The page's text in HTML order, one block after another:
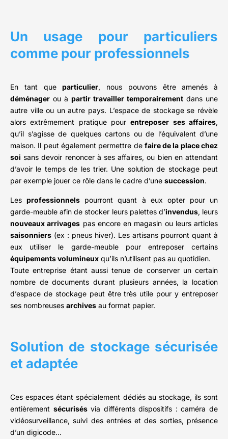
Un usage pour particuliers
comme pour professionnels
En tant queparticulier, nous pouvons être amenés à
déménager ou à partir travailler temporairement dans une
autre ville ou un autre pays. L’espace de stockage se révèle
alors extrêmement pratique pourentreposer ses affaires,
qu’il s’agisse de quelques cartons ou de l’équivalent d’une
maison. Il peut également permettre de faire de la place chez
soi sans devoir renoncer à ses affaires, ou bien en attendant
d’avoir le temps de les trier. Une solution de stockage peut
par exemple jouer ce rôle dans le cadre d’une succession.
Lesprofessionnels pourront quant à eux opter pour un
garde-meuble afin de stocker leurs palettes d’invendus, leurs
nouveaux arrivages pas encore en magasin ou leurs articles
saisonniers (ex : pneus hiver). Les artisans pourront quant à
eux utiliser le garde-meuble pour entreposer certains
équipements volumineux qu’ils n’utilisent pas au quotidien.
Toute entreprise étant aussi tenue de conserver un certain
nombre de documents durant plusieurs années, la location
d’espace de stockage peut être très utile pour y entreposer
ses nombreuses archives au format papier.
Solution de stockage sécurisée
et adaptée
Ces espaces étant spécialement dédiés au stockage, ils sont
entièrement sécurisésvia différents dispositifs : caméra de
vidéosurveillance, suivi des entrées et des sorties, présence
d’un digicode…